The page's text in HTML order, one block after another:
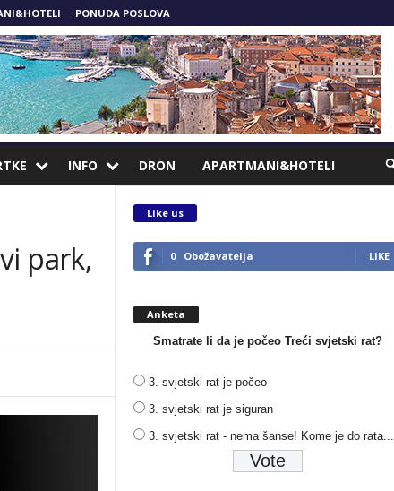
PONUDA POSLOVA
INFO DRON APARTMANI&HOTELI
park,
Like us
0 Obožavatelja LIKE
Anketa
Smatrate li da je počeo Treći svjetski rat?
3. svjetski rat je počeo
3. svjetski rat je siguran
3. svjetski rat - nema šanse! Kome je do rata...